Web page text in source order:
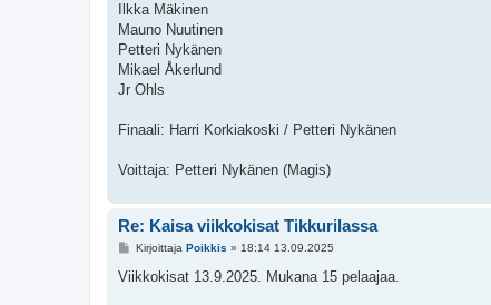
Ilkka Mäkinen
Mauno Nuutinen
Petteri Nykänen
Mikael Åkerlund
Jr Ohls
Finaali: Harri Korkiakoski / Petteri Nykänen
Voittaja: Petteri Nykänen (Magis)
Re: Kaisa viikkokisat Tikkurilassa
V
e
Kirjoittaja Poikkis » 18:14 13.09.2025
Viikkokisat 13.9.2025. Mukana 15 pelaajaa.